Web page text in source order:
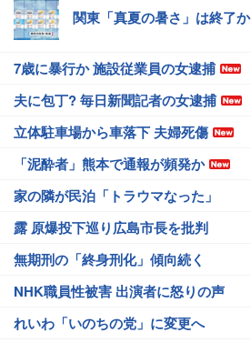
関東「真夏の暑さ」は終了か
7歳に暴行か 施設従業員の女逮捕
夫に包丁? 毎日新聞記者の女逮捕
立体駐車場から車落下 夫婦死傷
「泥酔者」熊本で通報が頻発か
家の隣が民泊「トラウマなった」
露 原爆投下巡り広島市長を批判
無期刑の「終身刑化」傾向続く
NHK職員性被害 出演者に怒りの声
れいわ「いのちの党」に変更へ